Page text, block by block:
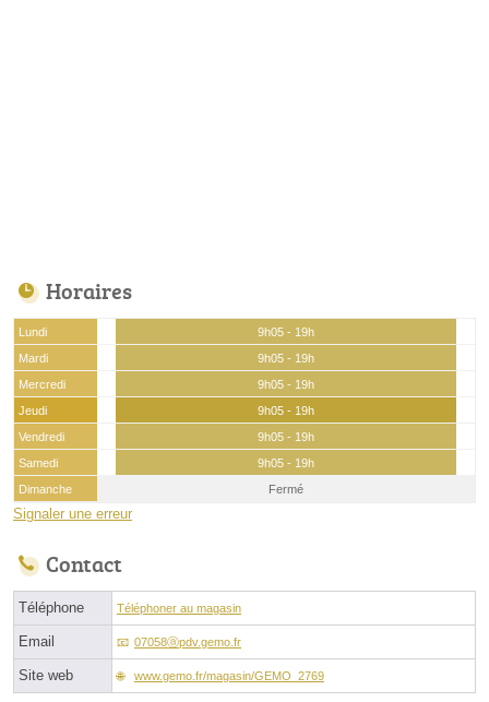
Horaires
Lundi
9h05 - 19h
Mardi
9h05 - 19h
Mercredi
9h05 - 19h
Jeudi
9h05 - 19h
Vendredi
9h05 - 19h
Samedi
9h05 - 19h
Dimanche
Fermé
Signaler une erreur
Contact
Téléphone Téléphoner au magasin
Email 07058ⓐpdv.gemo.fr
Site web www.gemo.fr/magasin/GEMO_2769